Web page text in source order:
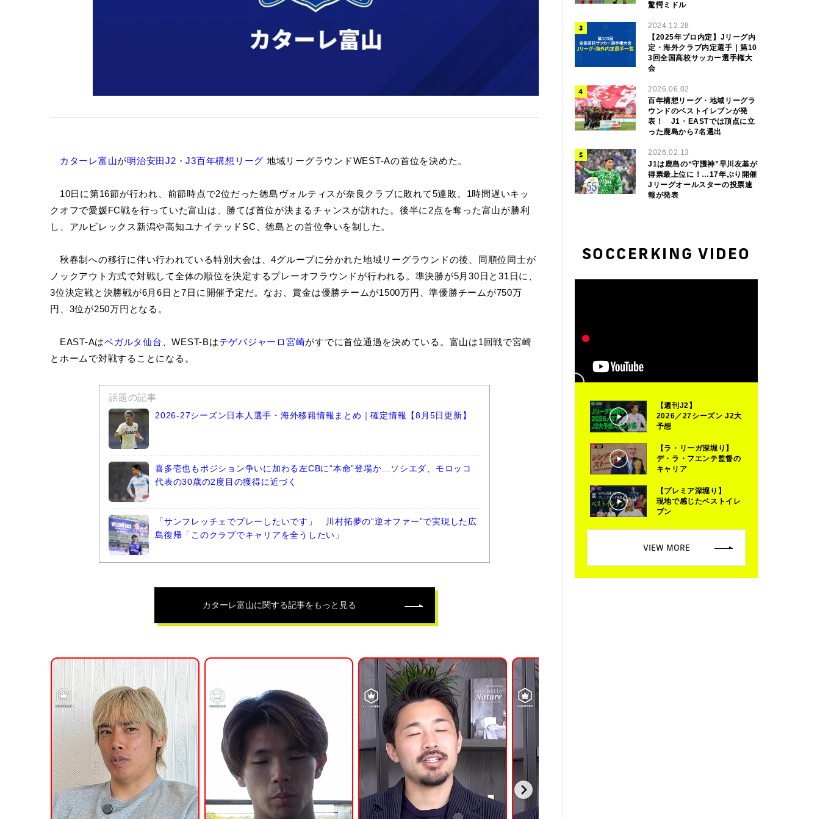
カターレ富山が明治安田J2・J3百年構想リーグ 地域リーグラウンドWEST-Aの首位を決めた。
10日に第16節が行われ、前節時点で2位だった徳島ヴォルティスが奈良クラブに敗れて5連敗。1時間遅いキッ
クオフで愛媛FC戦を行っていた富山は、勝てば首位が決まるチャンスが訪れた。後半に2点を奪った富山が勝利
し、アルビレックス新潟や高知ユナイテッドSC、徳島との首位争いを制した。
秋春制への移行に伴い行われている特別大会は、4グループに分かれた地域リーグラウンドの後、同順位同士が
ノックアウト方式で対戦して全体の順位を決定するプレーオフラウンドが行われる。準決勝が5月30日と31日に、
3位決定戦と決勝戦が6月6日と7日に開催予定だ。なお、賞金は優勝チームが1500万円、準優勝チームが750万
円、3位が250万円となる。
EAST-Aはベガルタ仙台 、WEST-Bはテゲバジャーロ宮崎がすでに首位通過を決めている。富山は1回戦で宮崎
とホームで対戦することになる。
話題の記事
2026-27シーズン日本人選手・海外移籍情報まとめ｜確定情報【8月5日更新】
喜多壱也もポジション争いに加わる左CBに“本命”登場か…ソシエダ、モロッコ
代表の30歳の2度目の獲得に近づく
「サンフレッチェでプレーしたいです」 川村拓夢の“逆オファー”で実現した広
島復帰「このクラブでキャリアを全うしたい」
カターレ富山に関する記事をもっと見る
驚愕ミドル
2024.12.28
【2025年プロ内定】Jリーグ内
定・海外クラブ内定選手｜第10
3回全国高校サッカー選手権大
会
2026.06.02
百年構想リーグ・地域リーグラ
ウンドのベストイレブンが発
表！ J1・EASTでは頂点に立
った鹿島から7名選出
2026.02.13
J1は鹿島の“守護神”早川友基が
得票最上位に！…17年ぶり開催
Jリーグオールスターの投票速
報が発表
SOCCERKING VIDEO
【週刊J2】
2026／27シーズン J2大
予想
【ラ・リーガ深堀り】
デ・ラ・フエンテ監督の
キャリア
【プレミア深堀り】
現地で感じたベストイレ
ブン
VIEW MORE